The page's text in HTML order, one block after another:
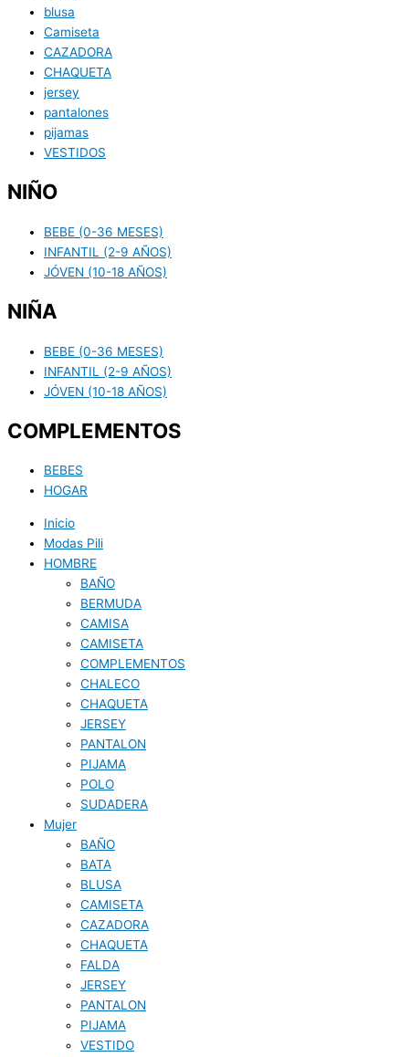
blusa
Camiseta
CAZADORA
CHAQUETA
jersey
pantalones
pijamas
VESTIDOS
NIÑO
BEBE (0-36 MESES)
INFANTIL (2-9 AÑOS)
JÓVEN (10-18 AÑOS)
NIÑA
BEBE (0-36 MESES)
INFANTIL (2-9 AÑOS)
JÓVEN (10-18 AÑOS)
COMPLEMENTOS
BEBES
HOGAR
Inicio
Modas Pili
HOMBRE
BAÑO
BERMUDA
CAMISA
CAMISETA
COMPLEMENTOS
CHALECO
CHAQUETA
JERSEY
PANTALON
PIJAMA
POLO
SUDADERA
Mujer
BAÑO
BATA
BLUSA
CAMISETA
CAZADORA
CHAQUETA
FALDA
JERSEY
PANTALON
PIJAMA
VESTIDO